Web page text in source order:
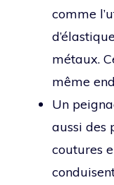
comme
métaux.
même
Un
aussi des
coutures